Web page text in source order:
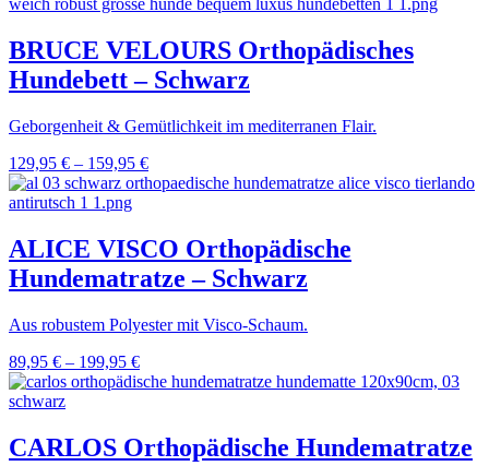
BRUCE VELOURS Orthopädisches
Hundebett – Schwarz
Geborgenheit & Gemütlichkeit im mediterranen Flair.
129,95 € – 159,95 €
ALICE VISCO Orthopädische
Hundematratze – Schwarz
Aus robustem Polyester mit Visco-Schaum.
89,95 € – 199,95 €
CARLOS Orthopädische Hundematratze